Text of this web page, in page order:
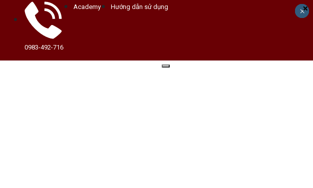
0983-492-716
Academy Hướng dẫn sử dụng ×
×
×
××